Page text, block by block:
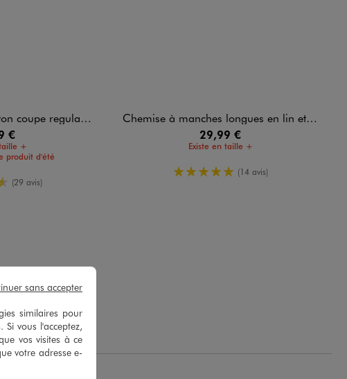
regular homme
€
+
produit d'été
de moyenne
(29 avis)
Chemise à manches longues en lin et coton coupe regular homme
29,99 €
Existe en taille +
5/5 de moyenne
(14 avis)
David L.similaires pour
vous l'acceptez,
vos visites à ce
votre adresse e-
sans accepter